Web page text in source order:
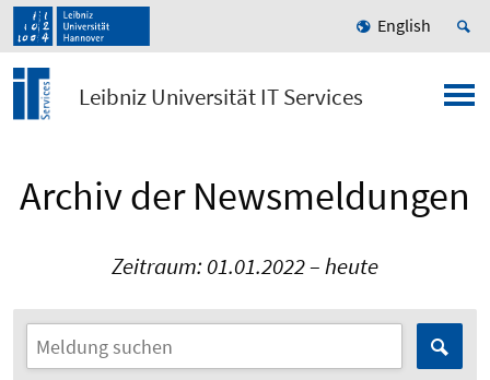
English
Leibniz Universität IT Services
Archiv der Newsmeldungen
Zeitraum: 01.01.2022 – heute